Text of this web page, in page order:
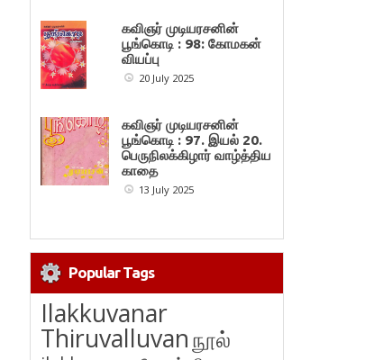
கவிஞர் முடியரசனின்
பூங்கொடி : 98: கோமகன்
வியப்பு
20 July 2025
கவிஞர் முடியரசனின்
பூங்கொடி : 97. இயல் 20.
பெருநிலக்கிழார் வாழ்த்திய
காதை
13 July 2025
Popular Tags
Ilakkuvanar
Thiruvalluvanநூல்